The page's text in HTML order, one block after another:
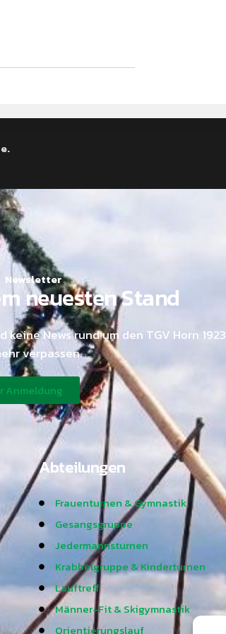
Newsletter
neuesten Stand
News rund um den TGV Horn 1923
verpassen.
Anmeldung
Abteilungen
Frauenturnen & Gymnastik
Gesangsgruppe
Jedermannsturnen
Krabbelgruppe & Kinderturnen
Lauftreff
Männer-Fit & Skigymnastik
Orientierungslauf